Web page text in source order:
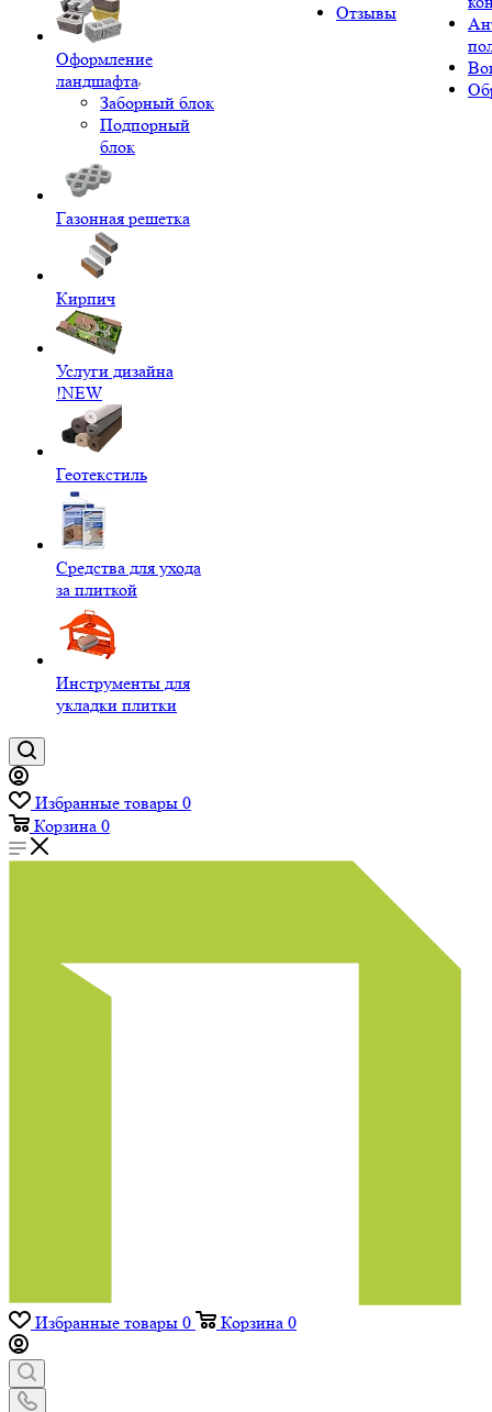
Оформление
ландшафта
Заборный блок
Подпорный
блок
Газонная решетка
Кирпич
Услуги дизайна
!NEW
Геотекстиль
Средства для ухода
за плиткой
Инструменты для
укладки плитки
Отзывы
Избранные товары 0
Корзина 0
Избранные товары 0 Корзина 0